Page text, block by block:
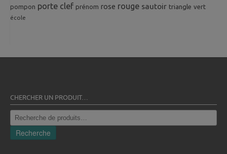
pompon porte clef prénom rose rouge sautoir triangle vert
école
CHERCHER UN PRODUIT…
Recherche
pour :
Recherche